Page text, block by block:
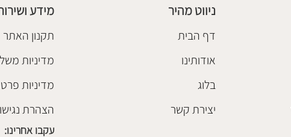
ניווט מהיר
דף הבית
אודותינו
בלוג
יצירת קשר
מידע
תקנון האתר
מדיניות
מדיניות
הצהרת
עקבו אחרינו: